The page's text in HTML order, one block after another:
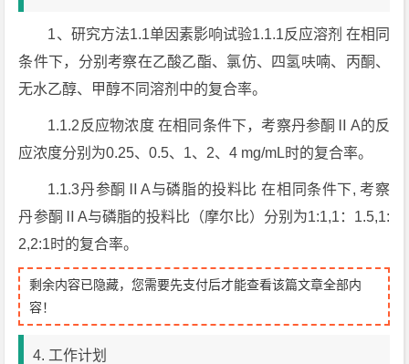
1、研究方法1.1单因素影响试验1.1.1反应溶剂 在相同
条件下，分别考察在乙酸乙酯、氯仿、四氢呋喃、丙酮、
无水乙醇、甲醇不同溶剂中的复合率。
1.1.2反应物浓度 在相同条件下，考察丹参酮ⅡA的反
应浓度分别为0.25、0.5、1、2、4 mg/mL时的复合率。
1.1.3丹参酮ⅡA与磷脂的投料比 在相同条件下, 考察
丹参酮ⅡA与磷脂的投料比（摩尔比）分别为1:1,1：1.5,1:
2,2:1时的复合率。
剩余内容已隐藏，您需要先支付后才能查看该篇文章全部内
容！
4. 工作计划